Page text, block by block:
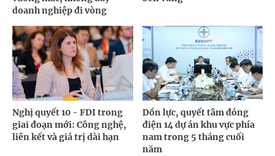
doanh nghiệp đi vòng
Nghị quyết 10 - FDI trong
giai đoạn mới: Công nghệ,
liên kết và giá trị dài hạn
Dồn lực, quyết tâm đóng
điện 14 dự án khu vực phía
nam trong 5 tháng cuối
năm